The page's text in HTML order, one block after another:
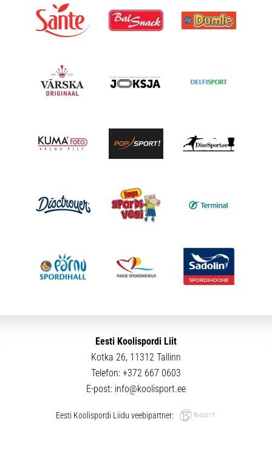
Eesti Koolispordi Liit
Kotka 26, 11312 Tallinn
Telefon: +372 667 0603
E-post: info@koolisport.ee
Eesti Koolispordi Liidu veebipartner: